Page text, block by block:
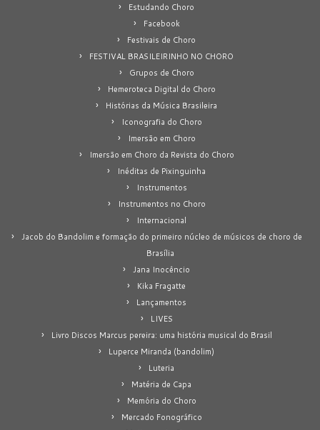
Estudando Choro
Facebook
Festivais de Choro
FESTIVAL BRASILEIRINHO NO CHORO
Grupos de Choro
Hemeroteca Digital do Choro
Histórias da Música Brasileira
Iconografia do Choro
Imersão em Choro
Imersão em Choro da Revista do Choro
Inéditas de Pixinguinha
Instrumentos
Instrumentos no Choro
Internacional
Jacob do Bandolim e formação do primeiro núcleo de músicos de choro de
Brasília
Jana Inocêncio
Kika Fragatte
Lançamentos
LIVES
Livro Discos Marcus pereira: uma história musical do Brasil
Luperce Miranda (bandolim)
Luteria
Matéria de Capa
Memória do Choro
Mercado Fonográfico